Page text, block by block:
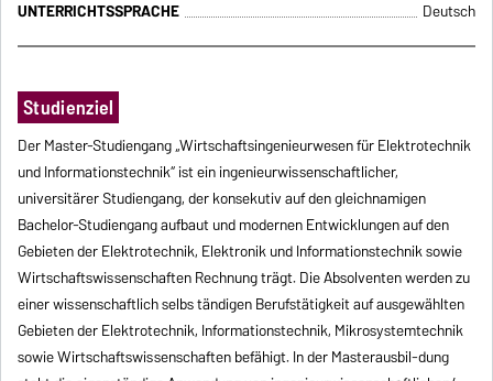
UNTERRICHTSSPRACHE
Deutsch
Studienziel
Der Master-Studiengang „Wirtschaftsingenieurwesen für Elektrotechnik
und Informationstechnik“ ist ein ingenieurwissenschaftlicher,
universitärer Studiengang, der konsekutiv auf den gleichnamigen
Bachelor-Studiengang aufbaut und modernen Entwicklungen auf den
Gebieten der Elektrotechnik, Elektronik und Informationstechnik sowie
Wirtschaftswissenschaften Rechnung trägt. Die Absolventen werden zu
einer wissenschaftlich selbs tändigen Berufstätigkeit auf ausgewählten
Gebieten der Elektrotechnik, Informationstechnik, Mikrosystemtechnik
sowie Wirtschaftswissenschaften befähigt. In der Masterausbil-dung